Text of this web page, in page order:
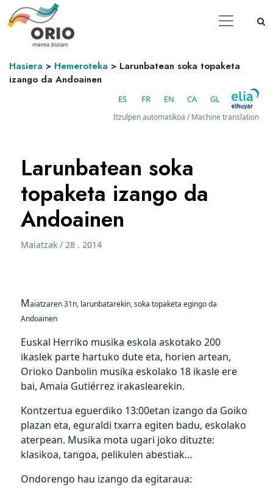
Hasiera > Hemeroteka > Larunbatean soka topaketa
izango da Andoainen
ES FR EN CA GL
Itzulpen automatikoa / Machine translation
Larunbatean soka
topaketa izango da
Andoainen
Maiatzak / 28 . 2014
Maiatzaren 31n, larunbatarekin, soka topaketa egingo da
Andoainen
Euskal Herriko musika eskola askotako 200
ikaslek parte hartuko dute eta, horien artean,
Orioko Danbolin musika eskolako 18 ikasle ere
bai, Amaia Gutiérrez irakaslearekin.
Kontzertua eguerdiko 13:00etan izango da Goiko
plazan eta, eguraldi txarra egiten badu, eskolako
aterpean. Musika mota ugari joko dituzte:
klasikoa, tangoa, pelikulen abestiak…
Ondorengo hau izango da egitaraua: